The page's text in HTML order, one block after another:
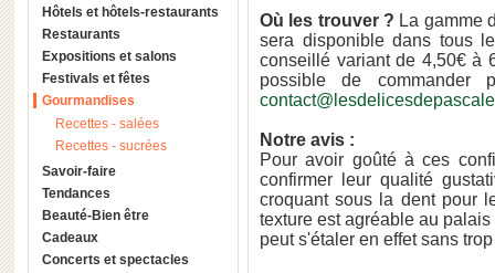
Hôtels et hôtels-restaurants
Restaurants
Expositions et salons
Festivals et fêtes
Gourmandises
Recettes - salées
Recettes - sucrées
Savoir-faire
Tendances
Beauté-Bien être
Cadeaux
Concerts et spectacles
Où les trouver ? La gamme
sera disponible dans tous
conseillé variant de 4,50€ à
possible de
Notre avis :
Pour avoir goûté à ces
confirmer leur qualité
croquant sous la dent pour
texture est agréable au
peut s'étaler en effet sans